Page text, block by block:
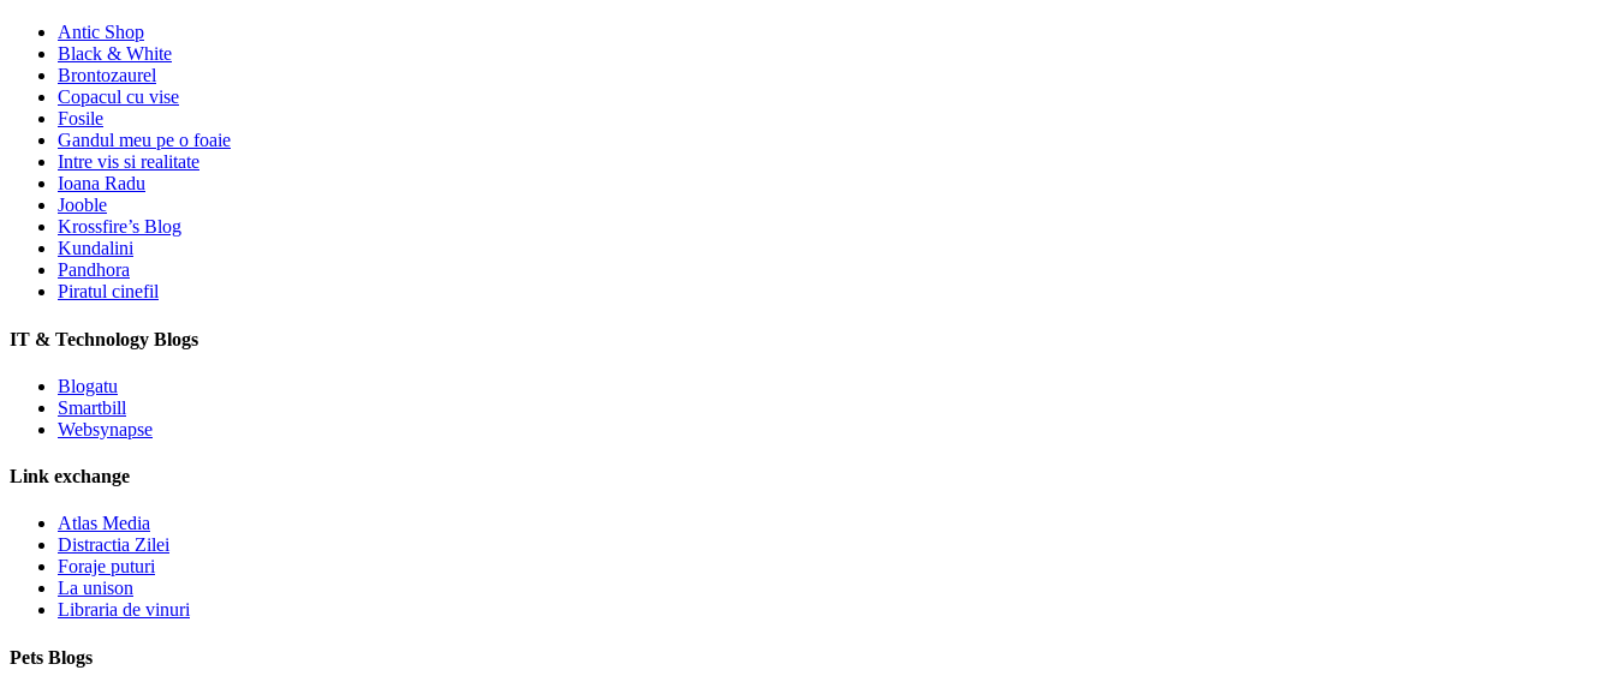
Antic Shop
Black & White
Brontozaurel
Copacul cu vise
Fosile
Gandul meu pe o foaie
Intre vis si realitate
Ioana Radu
Jooble
Krossfire’s Blog
Kundalini
Pandhora
Piratul cinefil
IT & Technology Blogs
Blogatu
Smartbill
Websynapse
Link exchange
Atlas Media
Distractia Zilei
Foraje puturi
La unison
Libraria de vinuri
Pets Blogs